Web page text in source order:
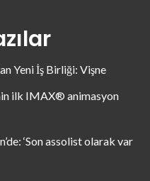
Yeni İş Birliği: Vişne
ilk IMAX® animasyon
‘Son assolist olarak var